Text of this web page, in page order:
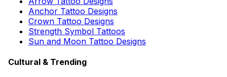
Anchor Tattoo Designs
Crown Tattoo Designs
Strength Symbol Tattoos
Sun and Moon Tattoo Designs
Cultural & Trending